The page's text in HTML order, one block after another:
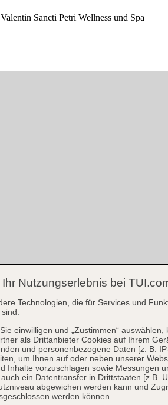
Nutzungserlebnis bei
Technologien, die für Services und
einwilligen und „Zustimmen“ auswählen,
als Drittanbieter Cookies auf Ihrem
und personenbezogene Daten [z. B.
um Ihnen auf oder neben unserer
Inhalte vorzuschlagen sowie Messungen
ein Datentransfer in Drittstaaten [z.B.
abgewichen werden kann und
werden können.